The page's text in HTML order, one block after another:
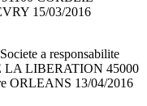
15/03/2016
a responsabilite
LA LIBERATION 45000
ORLEANS 13/04/2016